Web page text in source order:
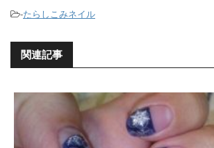
-たらしこみネイル
関連記事